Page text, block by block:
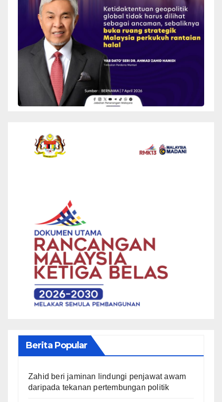
Berita Popular
Zahid beri jaminan lindungi penjawat awam
daripada tekanan pertembungan politik